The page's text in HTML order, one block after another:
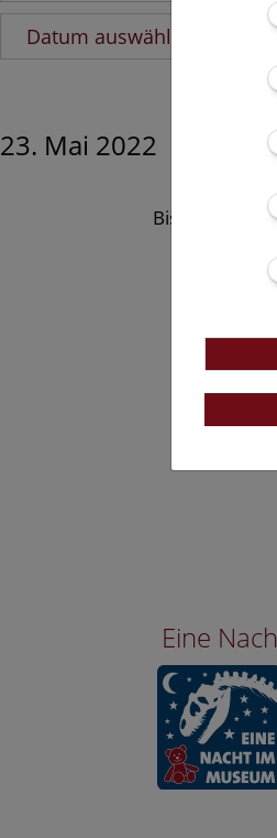
Datum auswählen
23. Mai 2022
Bisher keine
Eine